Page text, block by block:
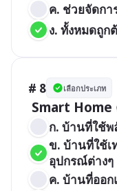
ค. ช่วยจัดกา
ง. ทั้งหมดถูก
# 8 เลือกประเภท
Smart Home
ก. บ้านที่ใช้พ
ข. บ้านที่ใช้เ
อุปกรณ์ต่างๆ
ค. บ้านที่ออ